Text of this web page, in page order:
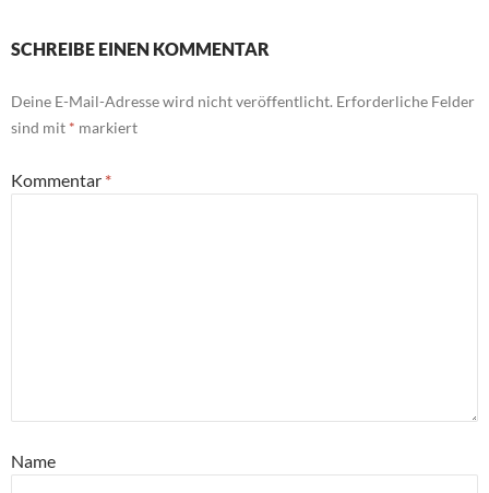
SCHREIBE EINEN KOMMENTAR
Deine E-Mail-Adresse wird nicht veröffentlicht. Erforderliche Felder
sind mit * markiert
Kommentar *
Name